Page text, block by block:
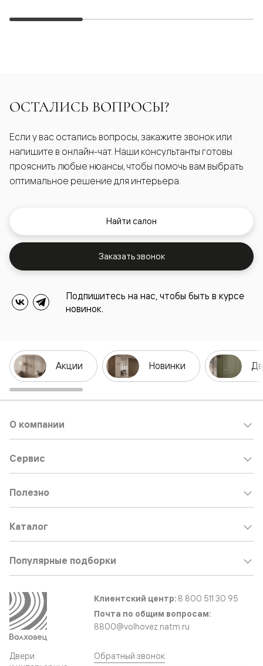
ОСТАЛИСЬ ВОПРОСЫ?
Если у вас остались вопросы, закажите звонок или
напишите в онлайн-чат. Наши консультанты готовы
прояснить любые нюансы, чтобы помочь вам выбрать
оптимальное решение для интерьера.
Найти салон
Заказать звонок
Подпишитесь на нас, чтобы быть в курсе
новинок.
Акции Новинки
Двери
О компании
Сервис
Полезно
Каталог
Популярные подборки
Клиентский центр: 8 800 511 30 95
Почта по общим вопросам:
8800@volhovez.natm.ru
Обратный звонок